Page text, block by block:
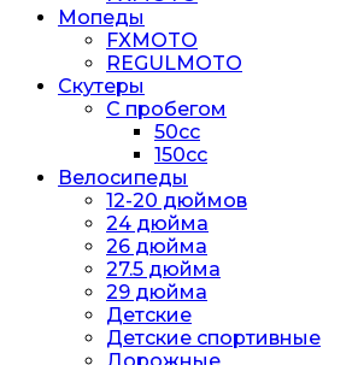
Мопеды
FXMOTO
REGULMOTO
Скутеры
С пробегом
50cc
150cc
Велосипеды
12-20 дюймов
24 дюйма
26 дюйма
27.5 дюйма
29 дюйма
Детские
Детские спортивные